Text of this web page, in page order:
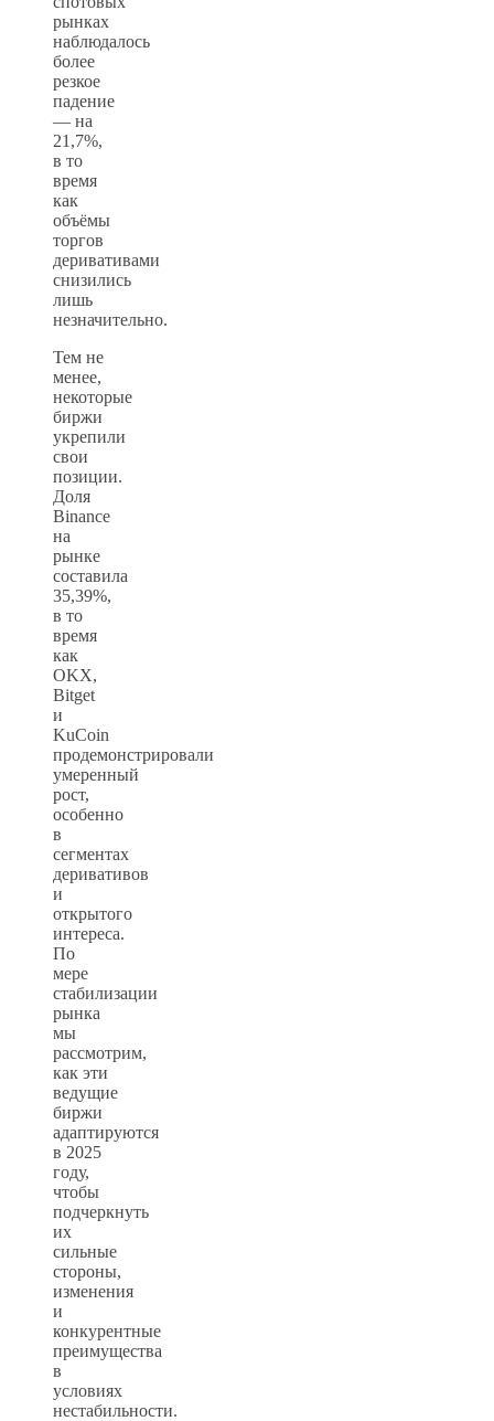
рынках
наблюдалось
более
резкое
падение
— на
21,7%,
в то
время
как
объёмы
торгов
деривативами
снизились
лишь
незначительно.
Тем не
менее,
некоторые
биржи
укрепили
свои
позиции.
Доля
Binance
на
рынке
составила
35,39%,
в то
время
как
OKX,
Bitget
и
KuCoin
продемонстрировали
умеренный
рост,
особенно
в
сегментах
деривативов
и
открытого
интереса.
По
мере
стабилизации
рынка
мы
рассмотрим,
как эти
ведущие
биржи
адаптируются
в 2025
году,
чтобы
подчеркнуть
их
сильные
стороны,
изменения
и
конкурентные
преимущества
в
условиях
нестабильности.